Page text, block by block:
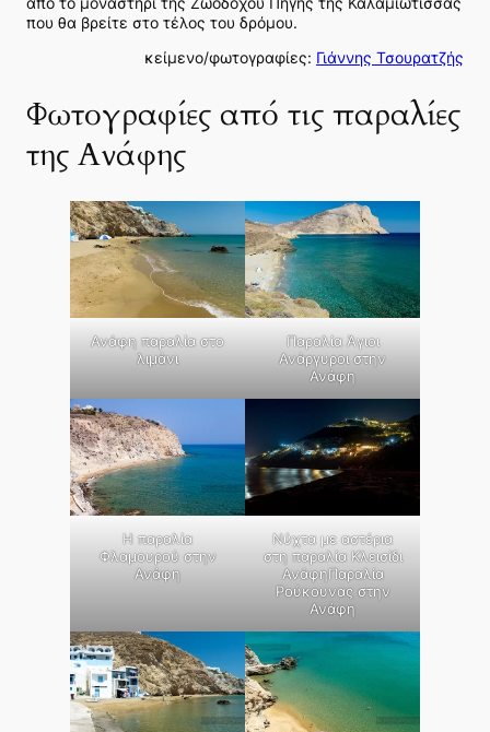
που θα βρείτε στο τέλος του δρόμου.
κείμενο/φωτογραφίες: Γιάννης Τσουρατζής
Φωτογραφίες από τις παραλίες
της Ανάφης
Ανάφη παραλία στο
λιμάνι
Παραλία Άγιοι
Ανάργυροι στην
Ανάφη
Η παραλία
Φλαμουρού στην
Ανάφη
Νύχτα με αστέρια
στη παραλία Κλεισίδι
ΑνάφηΠαραλία
Ρούκουνας στην
Ανάφη